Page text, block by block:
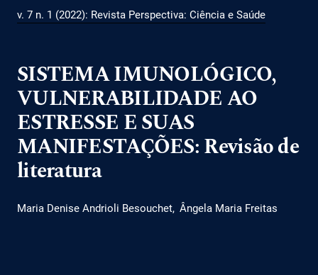
v. 7 n. 1 (2022): Revista Perspectiva: Ciência e Saúde
SISTEMA IMUNOLÓGICO,
VULNERABILIDADE AO
ESTRESSE E SUAS
MANIFESTAÇÕES: Revisão de
literatura
Maria Denise Andrioli Besouchet Ângela Maria Freitas